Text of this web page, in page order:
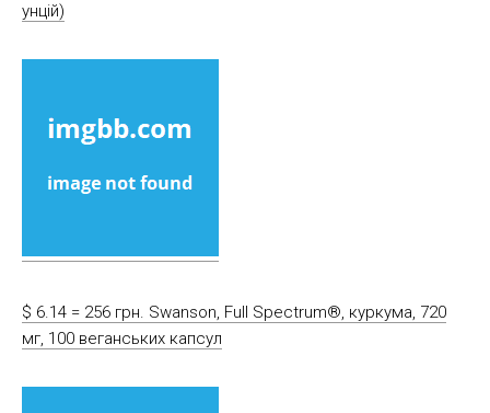
унцій)
$ 6.14 = 256 грн. Swanson, Full Spectrum®, куркума, 720
мг, 100 веганських капсул